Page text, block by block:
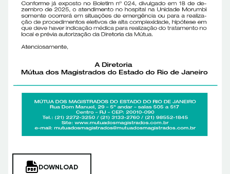
DOWNLOAD